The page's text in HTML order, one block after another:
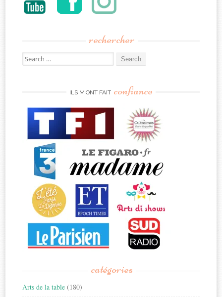
rechercher
Search
for:
ILS M’ONT FAIT confiance
catégories
Arts de la table (180)